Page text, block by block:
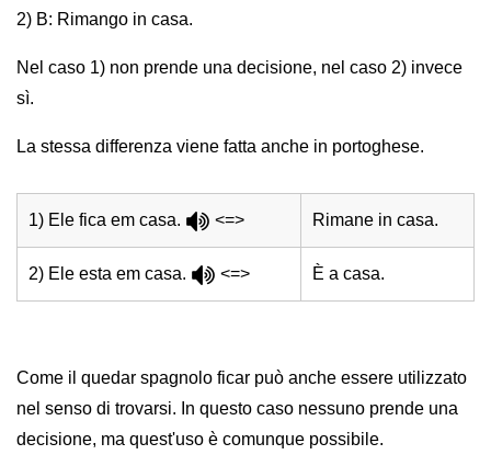
2) B: Rimango in casa.
Nel caso 1) non prende una decisione, nel caso 2) invece
sì.
La stessa differenza viene fatta anche in portoghese.
1) Ele fica em casa. <=> Rimane in casa.
2) Ele esta em casa. <=> È a casa.
Come il quedar spagnolo ficar può anche essere utilizzato
nel senso di trovarsi. In questo caso nessuno prende una
decisione, ma quest'uso è comunque possibile.